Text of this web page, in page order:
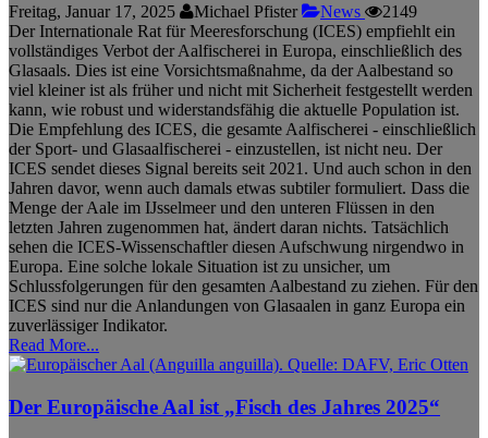
Freitag, Januar 17, 2025 Michael Pfister News
2149
Der Internationale Rat für Meeresforschung (ICES) empfiehlt ein
vollständiges Verbot der Aalfischerei in Europa, einschließlich des
Glasaals. Dies ist eine Vorsichtsmaßnahme, da der Aalbestand so
viel kleiner ist als früher und nicht mit Sicherheit festgestellt werden
kann, wie robust und widerstandsfähig die aktuelle Population ist.
Die Empfehlung des ICES, die gesamte Aalfischerei - einschließlich
der Sport- und Glasaalfischerei - einzustellen, ist nicht neu. Der
ICES sendet dieses Signal bereits seit 2021. Und auch schon in den
Jahren davor, wenn auch damals etwas subtiler formuliert. Dass die
Menge der Aale im IJsselmeer und den unteren Flüssen in den
letzten Jahren zugenommen hat, ändert daran nichts. Tatsächlich
sehen die ICES-Wissenschaftler diesen Aufschwung nirgendwo in
Europa. Eine solche lokale Situation ist zu unsicher, um
Schlussfolgerungen für den gesamten Aalbestand zu ziehen. Für den
ICES sind nur die Anlandungen von Glasaalen in ganz Europa ein
zuverlässiger Indikator.
Read More...
Der Europäische Aal ist „Fisch des Jahres 2025“